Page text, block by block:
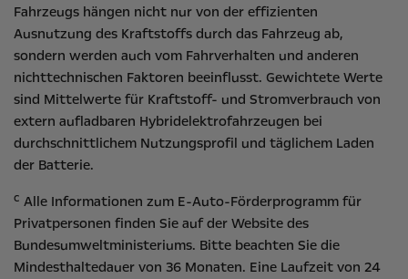
Fahrzeugs hängen nicht nur von der effizienten
Ausnutzung des Kraftstoffs durch das Fahrzeug ab,
sondern werden auch vom Fahrverhalten und anderen
nichttechnischen Faktoren beeinflusst. Gewichtete Werte
sind Mittelwerte für Kraftstoff- und Stromverbrauch von
extern aufladbaren Hybridelektrofahrzeugen bei
durchschnittlichem Nutzungsprofil und täglichem Laden
der Batterie.
c Alle Informationen zum E-Auto-Förderprogramm für
Privatpersonen finden Sie auf der Website des
Bundesumweltministeriums. Bitte beachten Sie die
Mindesthaltedauer von 36 Monaten. Eine Laufzeit von 24